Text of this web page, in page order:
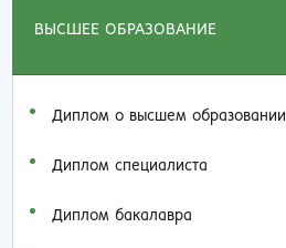
ВЫСШЕЕ ОБРАЗОВАНИЕ
Диплом о высшем образовании
Диплом специалиста
Диплом бакалавра